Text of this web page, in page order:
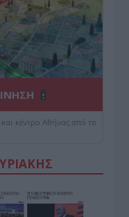
κέντρο Αθήνας από το